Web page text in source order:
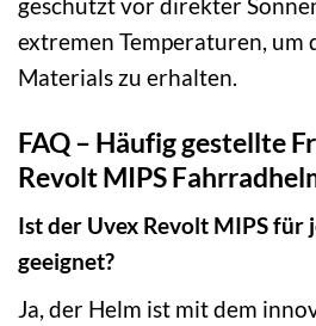
extremen Temperaturen, um
Materials zu erhalten.
FAQ – Häufig gestellte
Revolt MIPS
Ist der Uvex Revolt MIPS für
geeignet?
Ja, der Helm ist mit dem